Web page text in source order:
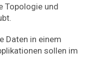
Topologie und
Daten in einem
sollen im